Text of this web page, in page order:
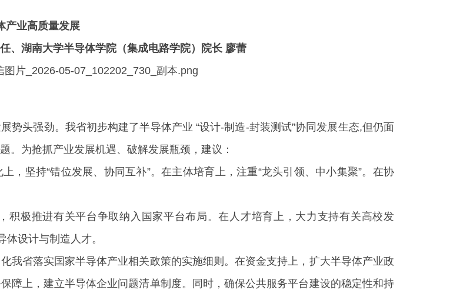
产业高质量发展
、湖南大学半导体学院（集成电路学院）院长 廖蕾
势头强劲。我省初步构建了半导体产业 “设计-制造-封装测试”协同发展生态,但仍面
。为抢抓产业发展机遇、破解发展瓶颈，建议：
，坚持“错位发展、协同互补”。在主体培育上，注重“龙头引领、中小集聚”。在协
积极推进有关平台争取纳入国家平台布局。在人才培育上，大力支持有关高校发
设计与制造人才。
我省落实国家半导体产业相关政策的实施细则。在资金支持上，扩大半导体产业政
障上，建立半导体企业问题清单制度。同时，确保公共服务平台建设的稳定性和持